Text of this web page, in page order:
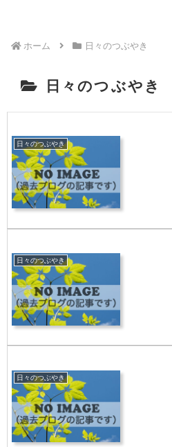
ホーム 日々のつぶやき
日々のつぶやき
日々のつぶやき
日々のつぶやき
日々のつぶやき